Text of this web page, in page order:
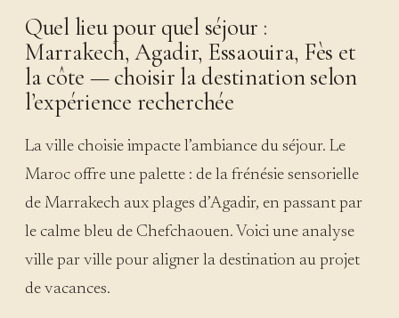
Quel lieu pour quel séjour :
Marrakech, Agadir, Essaouira, Fès et
la côte — choisir la destination selon
l’expérience recherchée
La ville choisie impacte l’ambiance du séjour. Le
Maroc offre une palette : de la frénésie sensorielle
de Marrakech aux plages d’Agadir, en passant par
le calme bleu de Chefchaouen. Voici une analyse
ville par ville pour aligner la destination au projet
de vacances.